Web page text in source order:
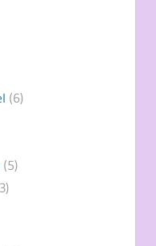
(6)
(5)